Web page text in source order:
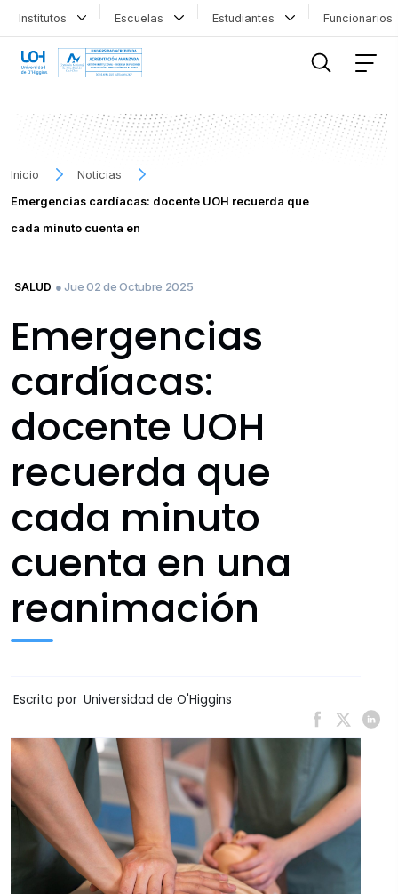
Institutos Escuelas Estudiantes
Inicio
Noticias
Emergencias cardíacas: docente UOH recuerda que
cada minuto cuenta en
SALUD ● Jue 02 de Octubre 2025
Emergencias
cardíacas:
docente UOH
recuerda que
cada minuto
cuenta en una
reanimación
Escrito por Universidad de O'Higgins